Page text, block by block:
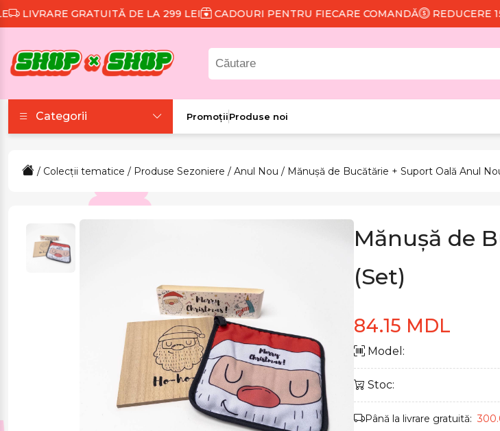
GRATUITĂ DE LA 299 LEI CADOURI PENTRU FIECARE COMANDĂ REDUCERE 15%
Categorii
Colecții tematice
Frumusețe și sănătate
Îmbrăcăminte și
PromoțiiProduse noi
/ Colecții tematice / Produse Sezoniere / Anul Nou / Mănușă de Bucătărie + Suport Oală Anul
Mănușă de
(Set)
84.15 MDL
Model:
Stoc:
Până la livrare gratuită: